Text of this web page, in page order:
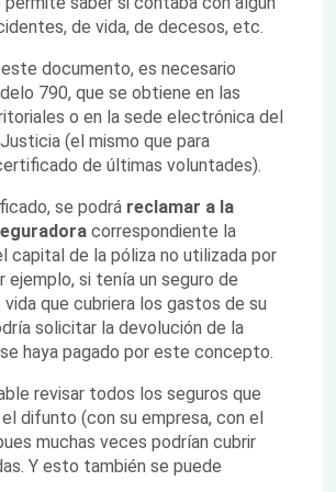
de vida, de decesos, etc.
documento, es necesario
790, que se obtiene en las
o en la sede electrónica del
(el mismo que para
de últimas voluntades).
se podrá reclamar a la
correspondiente la
capital de la póliza no utilizada por
ejemplo, si tenía un seguro de
que cubriera los gastos de su
solicitar la devolución de la
haya pagado por este concepto.
revisar todos los seguros que
difunto (con su empresa, con el
muchas veces podrían cubrir
Y esto también se puede